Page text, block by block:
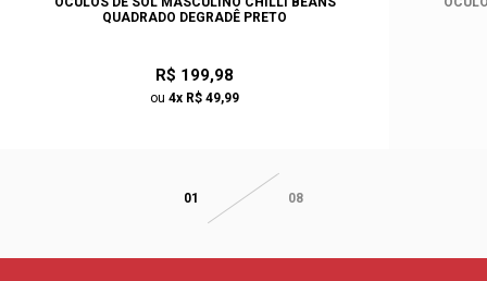
QUADRADO DEGRADÊ PRETO
R$ 199,98
ou 4x R$ 49,99
01 08